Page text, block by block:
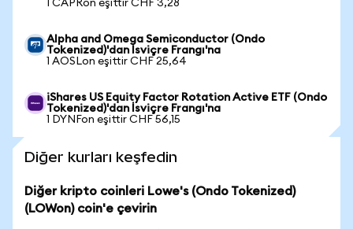
1 CAPRon eşittir CHF 3,28
Alpha and Omega Semiconductor (Ondo
Tokenized)'dan İsviçre Frangı'na
1 AOSLon eşittir CHF 25,64
iShares US Equity Factor Rotation Active ETF (Ondo
Tokenized)'dan İsviçre Frangı'na
1 DYNFon eşittir CHF 56,15
Diğer kurları keşfedin
Diğer kripto coinleri Lowe's (Ondo Tokenized)
(LOWon) coin'e çevirin